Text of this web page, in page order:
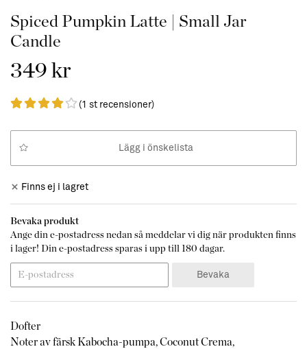
Spiced Pumpkin Latte | Small Jar
Candle
349 kr
(1 st recensioner)
Lägg i önskelista
Finns ej i lagret
Bevaka produkt
Ange din e-postadress nedan så meddelar vi dig när produkten finns
i lager! Din e-postadress sparas i upp till 180 dagar.
Bevaka
Dofter
Noter av färsk Kabocha-pumpa, Coconut Crema,